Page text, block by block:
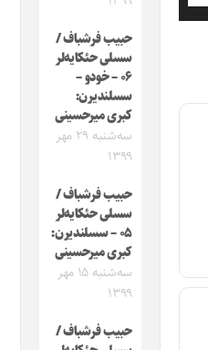
کاهش
و
حبیب فرشباف /
سسلی حئکایه‌لر
۰۶ – خودو –
سسلندیرن:
کبری میرحسینی
سه‌شنبه ۲۹ مهر
۱۳۹۹
حبیب فرشباف /
سسلی حئکایه‌لر
۰۵ – سسلندیرن:
کبری میرحسینی
سه‌شنبه ۱۵ مهر
۱۳۹۹
حبیب فرشباف /